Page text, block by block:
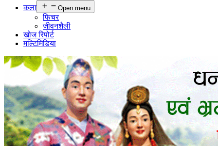
कला
Open menu
फिचर
जीवनशैली
खोज रिपोर्ट
मल्टिमिडिया